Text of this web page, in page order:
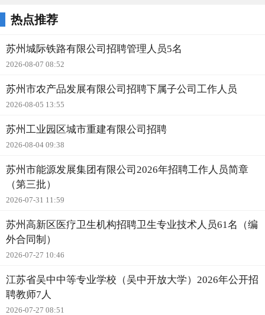
热点推荐
苏州城际铁路有限公司招聘管理人员5名
2026-08-07 08:52
苏州市农产品发展有限公司招聘下属子公司工作人员
2026-08-05 13:55
苏州工业园区城市重建有限公司招聘
2026-08-04 09:38
苏州市能源发展集团有限公司2026年招聘工作人员简章
（第三批）
2026-07-31 11:59
苏州高新区医疗卫生机构招聘卫生专业技术人员61名（编
外合同制）
2026-07-27 10:46
江苏省吴中中等专业学校（吴中开放大学）2026年公开招
聘教师7人
2026-07-27 08:51